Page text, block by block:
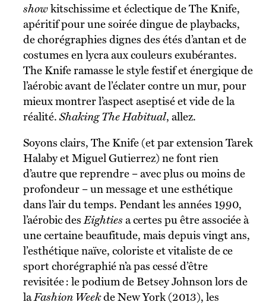
showkitschissime et éclectique de The Knife,
apéritif pour une soirée dingue de playbacks,
de chorégraphies dignes des étés d’antan et de
costumes en lycra aux couleurs exubérantes.
The Knife ramasse le style festif et énergique de
l’aérobic avant de l’éclater contre un mur, pour
mieux montrer l’aspect aseptisé et vide de la
réalité. Shaking The Habitual, allez.
Soyons clairs, The Knife (et par extension Tarek
Halaby et Miguel Gutierrez) ne font rien
d’autre que reprendre – avec plus ou moins de
profondeur – un message et une esthétique
dans l’air du temps. Pendant les années 1990,
l’aérobic des Eighties a certes pu être associée à
une certaine beaufitude, mais depuis vingt ans,
l’esthétique naïve, coloriste et vitaliste de ce
sport chorégraphié n’a pas cessé d’être
revisitée : le podium de Betsey Johnson lors de
laFashion Weekde New York (2013), les